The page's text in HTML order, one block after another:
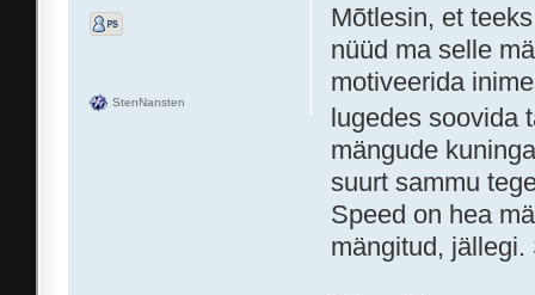
Mõtlesin, et
nüüd ma selle
motiveerida
lugedes soovida
mängude
suurt sammu
Speed on hea
mängitud,
StenNansten